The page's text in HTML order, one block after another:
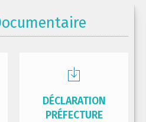
DÉCLARATION
PRÉFECTURE